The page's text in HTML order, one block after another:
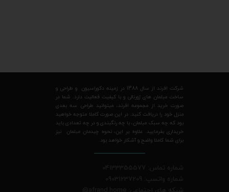
شرکت افرند از سال 1388 در زمینه دکوراسیون و طراحی و
ساخت مبلمان های ژورنالی و با کیفیت فعالیت دارد. شما در
صورت خرید از مجموعه افرند، میتوانید طراحی سه بعدی
منزل خود را دریافت کنید. در این صورت کاملا متوجه خواهید
بود که چه سبک مبلمان، با چه رنگبندی و در چه تعدادی باید
خریداری بفرمایید. علاوه بر این، نحوه چیدمان مبلمان نیز
برای شما کاملا واضح و آشکار خواهد بود.
شماره تماس: 04133355577
شماره واتسپ: 09031237209